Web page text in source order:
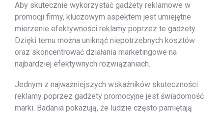
Aby skutecznie wykorzystać gadżety reklamowe w
promocji firmy, kluczowym aspektem jest umiejętne
mierzenie efektywności reklamy poprzez te gadżety.
Dzięki temu można uniknąć niepotrzebnych kosztów
oraz skoncentrować działania marketingowe na
najbardziej efektywnych rozwiązaniach.
Jednym z najważniejszych wskaźników skuteczności
reklamy poprzez gadżety promocyjne jest świadomość
marki. Badania pokazują, że ludzie często pamiętają